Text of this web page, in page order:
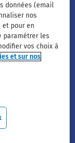
données (email
nos
pour en
paramétrer les
vos choix à
et sur nos